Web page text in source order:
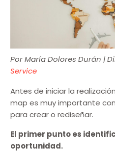
Por María Dolores Durán |
Service
Antes de iniciar la
map es muy importante
para crear o rediseñar.
El primer punto es
oportunidad.